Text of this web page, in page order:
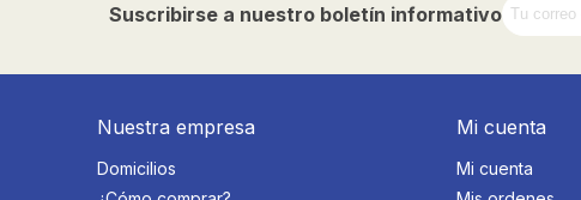
Suscribirse a nuestro boletín informativo
Nuestra empresa
Domicilios
Mi cuenta
Mi cuenta